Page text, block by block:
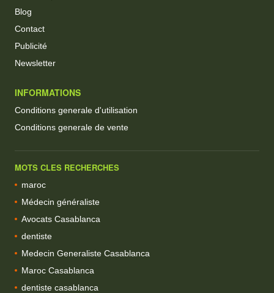
Blog
Contact
Publicité
Newsletter
INFORMATIONS
Conditions generale d'utilisation
Conditions generale de vente
MOTS CLES RECHERCHES
maroc
Médecin généraliste
Avocats Casablanca
dentiste
Medecin Generaliste Casablanca
Maroc Casablanca
dentiste casablanca